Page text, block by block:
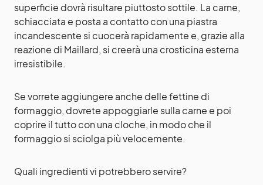
superficie dovrà risultare piuttosto sottile. La carne,
schiacciata e posta a contatto con una piastra
incandescente si cuocerà rapidamente e, grazie alla
reazione di Maillard, si creerà una crosticina esterna
irresistibile.
Se vorrete aggiungere anche delle fettine di
formaggio, dovrete appoggiarle sulla carne e poi
coprire il tutto con una cloche, in modo che il
formaggio si sciolga più velocemente.
Quali ingredienti vi potrebbero servire?